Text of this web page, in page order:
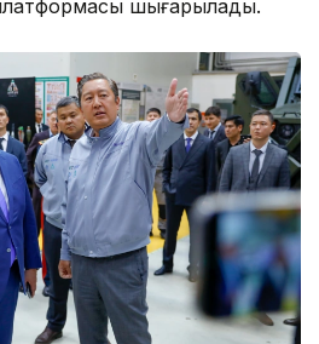
шығарылады.